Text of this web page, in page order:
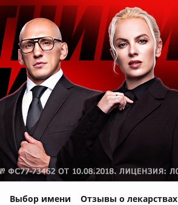
Выбор имени Отзывы о лекарствах